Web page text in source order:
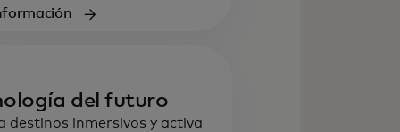
del futuro
destinos inmersivos y activa